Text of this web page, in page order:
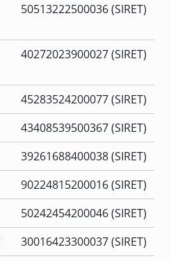
50513222500036 (SIRET)
40272023900027 (SIRET)
45283524200077 (SIRET)
43408539500367 (SIRET)
39261688400038 (SIRET)
90224815200016 (SIRET)
50242454200046 (SIRET)
30016423300037 (SIRET)